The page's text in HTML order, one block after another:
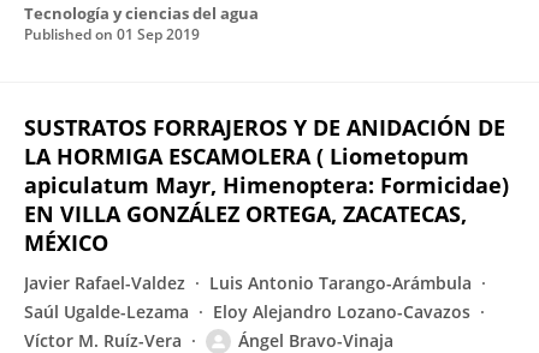
Tecnología y ciencias del agua
Published on 01 Sep 2019
SUSTRATOS FORRAJEROS Y DE ANIDACIÓN DE
LA HORMIGA ESCAMOLERA ( Liometopum
apiculatum Mayr, Himenoptera: Formicidae)
EN VILLA GONZÁLEZ ORTEGA, ZACATECAS,
MÉXICO
Javier Rafael-Valdez
Luis Antonio Tarango-Arámbula
Saúl Ugalde-Lezama
Eloy Alejandro Lozano-Cavazos
Víctor M. Ruíz-Vera
Ángel Bravo-Vinaja